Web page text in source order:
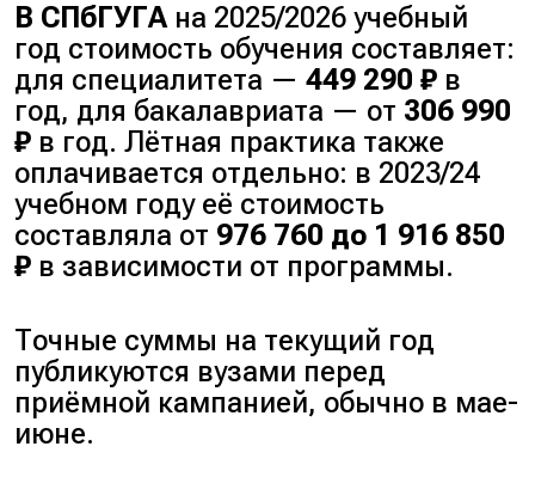
В СПбГУГАна 2025/2026 учебный
год стоимость обучения составляет:
для специалитета —449 290 ₽ в
год, для бакалавриата — от 306 990
₽ в год. Лётная практика также
оплачивается отдельно: в 2023/24
учебном году её стоимость
составляла от 976 760 до 1 916 850
₽ в зависимости от программы.
Точные суммы на текущий год
публикуются вузами перед
приёмной кампанией, обычно в мае-
июне.